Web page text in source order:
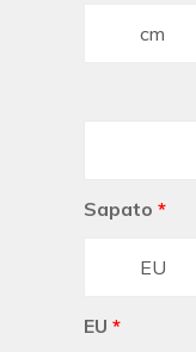
Sapato *
EU *